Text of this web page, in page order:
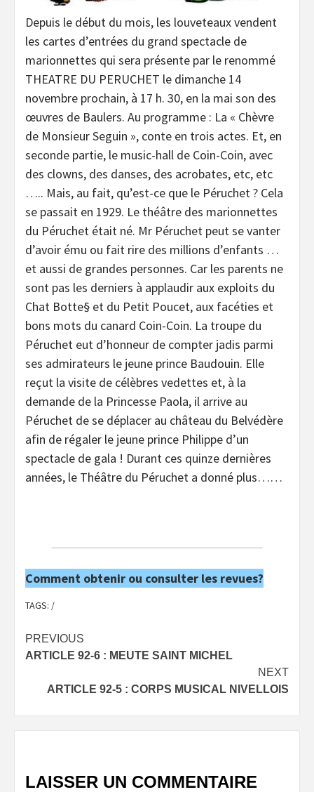
Depuis le début du mois, les louveteaux vendent
les cartes d’entrées du grand spectacle de
marionnettes qui sera présente par le renommé
THEATRE DU PERUCHET le dimanche 14
novembre prochain, à 17 h. 30, en la mai son des
œuvres de Baulers. Au programme : La « Chèvre
de Monsieur Seguin », conte en trois actes. Et, en
seconde partie, le music-hall de Coin-Coin, avec
des clowns, des danses, des acrobates, etc, etc
….. Mais, au fait, qu’est-ce que le Péruchet ? Cela
se passait en 1929. Le théâtre des marionnettes
du Péruchet était né. Mr Péruchet peut se vanter
d’avoir ému ou fait rire des millions d’enfants …
et aussi de grandes personnes. Car les parents ne
sont pas les derniers à applaudir aux exploits du
Chat Botte§ et du Petit Poucet, aux facéties et
bons mots du canard Coin-Coin. La troupe du
Péruchet eut d’honneur de compter jadis parmi
ses admirateurs le jeune prince Baudouin. Elle
reçut la visite de célèbres vedettes et, à la
demande de la Princesse Paola, il arrive au
Péruchet de se déplacer au château du Belvédère
afin de régaler le jeune prince Philippe d’un
spectacle de gala ! Durant ces quinze dernières
années, le Théâtre du Péruchet a donné plus……
Comment obtenir ou consulter les revues?
TAGS: /
Post
navigation
PREVIOUS
ARTICLE 92-6 : MEUTE SAINT MICHEL
NEXT
ARTICLE 92-5 : CORPS MUSICAL NIVELLOIS
LAISSER UN COMMENTAIRE